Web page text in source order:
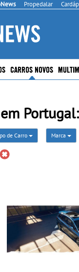
Propedalar
CARROS NOVOS
de Carro Marca